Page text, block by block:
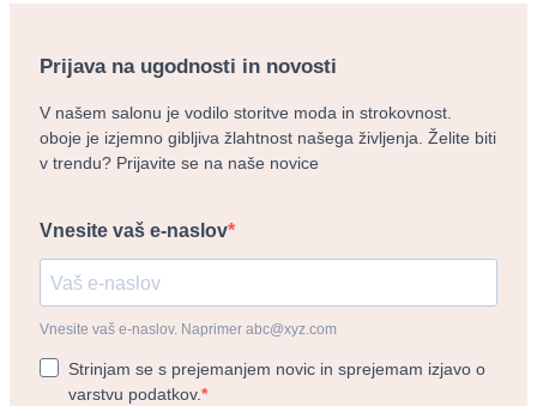
Prijava na ugodnosti in novosti
V našem salonu je vodilo storitve moda in strokovnost.
oboje je izjemno gibljiva žlahtnost našega življenja. Želite biti
v trendu? Prijavite se na naše novice
Vnesite vaš e-naslov
Vnesite vaš e-naslov. Naprimer abc@xyz.com
Strinjam se s prejemanjem novic in sprejemam izjavo o
varstvu podatkov.